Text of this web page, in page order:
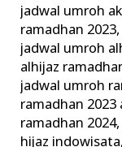
jadwal umroh
ramadhan 2023,
jadwal umroh
alhijaz
jadwal umroh
ramadhan
ramadhan 2024,
hijaz indowisata,